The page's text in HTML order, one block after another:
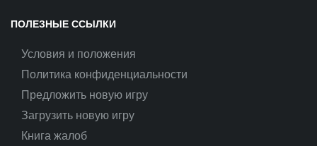
ПОЛЕЗНЫЕ ССЫЛКИ
Условия и положения
Политика конфиденциальности
Предложить новую игру
Загрузить новую игру
Книга жалоб